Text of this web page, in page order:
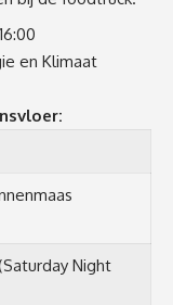
en Klimaat
Night